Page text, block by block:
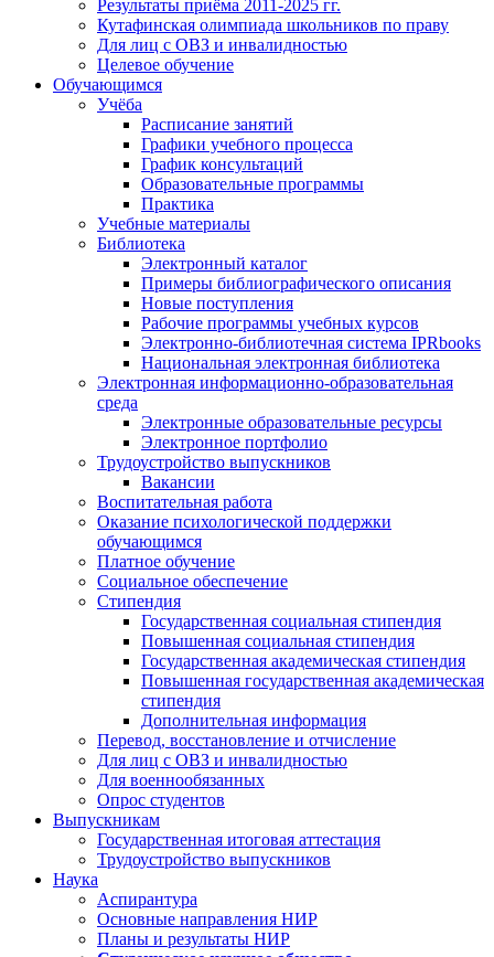
Результаты приёма 2011-2025 гг.
Кутафинская олимпиада школьников по праву
Для лиц с ОВЗ и инвалидностью
Целевое обучение
Обучающимся
Учёба
Расписание занятий
Графики учебного процесса
График консультаций
Образовательные программы
Практика
Учебные материалы
Библиотека
Электронный каталог
Примеры библиографического описания
Новые поступления
Рабочие программы учебных курсов
Электронно-библиотечная система IPRbooks
Национальная электронная библиотека
Электронная информационно-образовательная
среда
Электронные образовательные ресурсы
Электронное портфолио
Трудоустройство выпускников
Вакансии
Воспитательная работа
Оказание психологической поддержки
обучающимся
Платное обучение
Социальное обеспечение
Стипендия
Государственная социальная стипендия
Повышенная социальная стипендия
Государственная академическая стипендия
Повышенная государственная академическая
стипендия
Дополнительная информация
Перевод, восстановление и отчисление
Для лиц с ОВЗ и инвалидностью
Для военнообязанных
Опрос студентов
Выпускникам
Государственная итоговая аттестация
Трудоустройство выпускников
Наука
Аспирантура
Основные направления НИР
Планы и результаты НИР